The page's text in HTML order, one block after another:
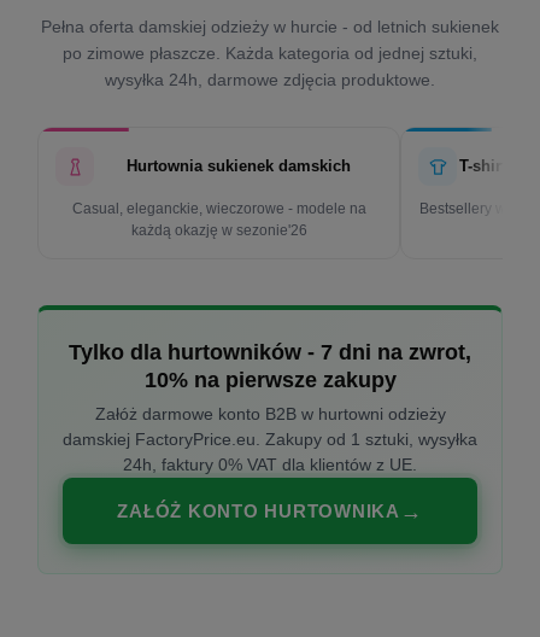
Pełna oferta damskiej odzieży w hurcie - od letnich sukienek
po zimowe płaszcze. Każda kategoria od jednej sztuki,
wysyłka 24h, darmowe zdjęcia produktowe.
Hurtownia sukienek damskich
Casual, eleganckie, wieczorowe - modele na
każdą okazję w sezonie'26
T-shirty
Bestsellery w
Tylko dla hurtowników - 7 dni na zwrot,
10% na pierwsze zakupy
Załóż darmowe konto B2B w hurtowni odzieży
damskiej FactoryPrice.eu. Zakupy od 1 sztuki, wysyłka
24h, faktury 0% VAT dla klientów z UE.
ZAŁÓŻ KONTO HURTOWNIKA